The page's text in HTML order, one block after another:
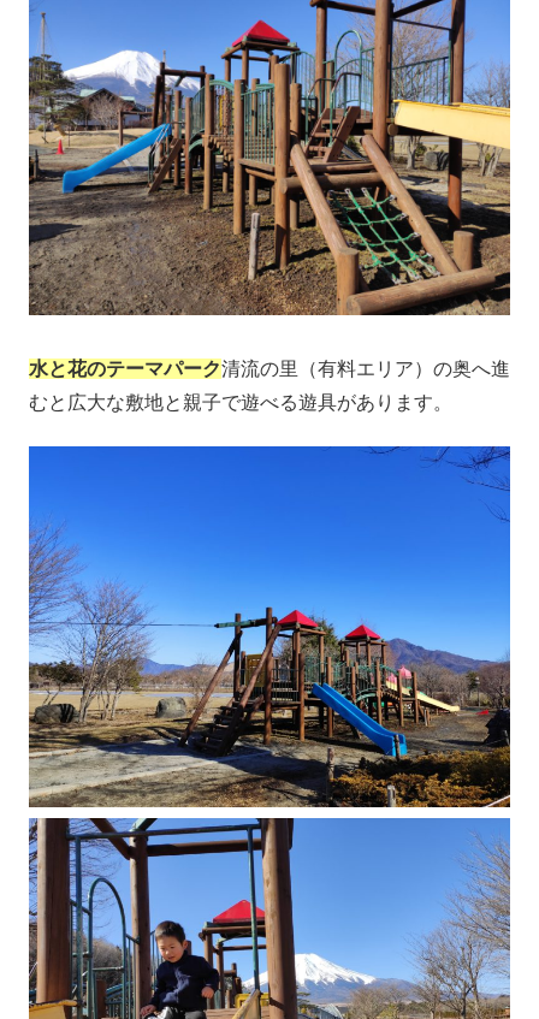
水と花のテーマパーク清流の里（有料エリア）の奥へ進
むと広大な敷地と親子で遊べる遊具があります。